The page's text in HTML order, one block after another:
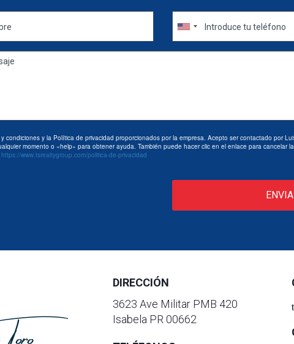
condiciones y la Política de privacidad proporcionados por la empresa. Acepto ser contactado por
momento o «help» para obtener ayuda. También puede hacer clic en el enlace para
https://www.tsrealtygroup.com/politica-de-privacidad
DIRECCIÓN
3623 Ave Militar PMB 420
Isabela PR 00662